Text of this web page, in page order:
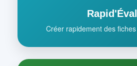
Rapid'Éval
Créer rapidement des